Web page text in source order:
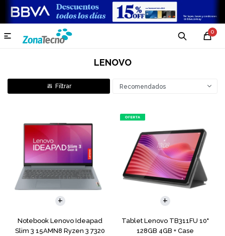
0

LENOVO
Recomendados
Notebook Lenovo Ideapad
Slim 3 15AMN8 Ryzen 3 7320
Tablet Lenovo TB311FU 10"
128GB 4GB + Case